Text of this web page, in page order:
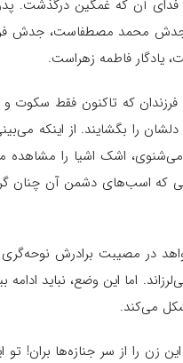
آن که غمگین درگذشت.
محمد مصطفاست، جدش
یادگار فاطمه زهراست.
که تاکنون فقط سکوت و
را بگشایند. از اینکه
اشک اشیا را مشاهده‌
که اسب‌های دشمن آن چنان
در مصیبت برادرش نوحه‌گری
اما این وضع، نباید ادامه
می‌کند.
زن را از سر جنازه‌ها بران!